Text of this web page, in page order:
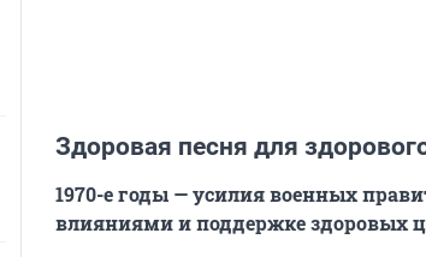
Здоровая песня для
1970-е годы — усилия военных
влияниями и поддержке здоровых